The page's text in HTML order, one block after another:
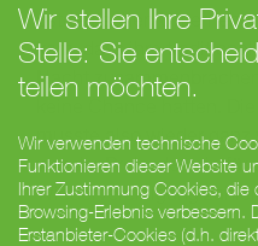
ostdeutschen
kam, dass ihre
Nacht
musste also wieder ganz
war der Preis, den sie für
Wiedervereinigung
Wir stellen Ihre
Stelle: Sie
teilen möchten.
Wir verwenden technische
Funktionieren dieser Website
Ihrer Zustimmung Cookies,
Browsing-Erlebnis
Erstanbieter-Cookies (d.h.